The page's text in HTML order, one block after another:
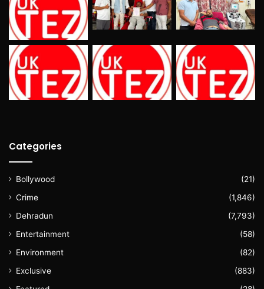
Categories
Bollywood
(21)
Crime
(1,846)
Dehradun
(7,793)
Entertainment
(58)
Environment
(82)
Exclusive
(883)